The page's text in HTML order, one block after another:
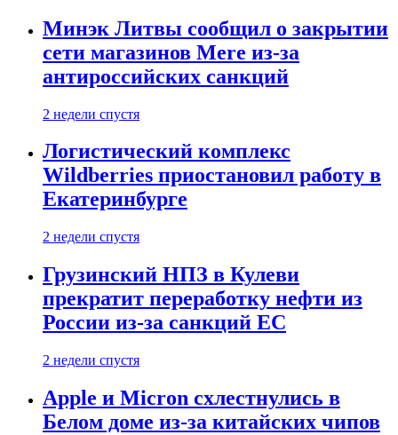
Минэк Литвы сообщил о закрытии
сети магазинов Mere из-за
антироссийских санкций
2 недели спустя
Логистический комплекс
Wildberries приостановил работу в
Екатеринбурге
2 недели спустя
Грузинский НПЗ в Кулеви
прекратит переработку нефти из
России из-за санкций ЕС
2 недели спустя
Apple и Micron схлестнулись в
Белом доме из-за китайских чипов